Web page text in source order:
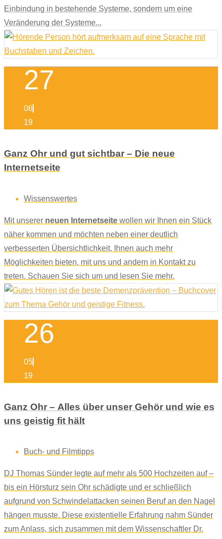
Einbindung in bestehende Systeme, sondern um eine
Veränderung der Systeme...
27
06
19
Ganz Ohr und gut sichtbar – Die neue
Internetseite
Wissenswertes
Mit unserer neuen Internetseite wollen wir Ihnen ein Stück
näher kommen und möchten neben einer deutlich
verbesserten Übersichtlichkeit, Ihnen auch mehr
Möglichkeiten bieten, mit uns und andern in Kontakt zu
treten. Schauen Sie sich um und lesen Sie mehr.
26
05
19
Ganz Ohr – Alles über unser Gehör und wie es
uns geistig fit hält
Buch- und Filmtipps
DJ Thomas Sünder legte auf mehr als 500 Hochzeiten auf –
bis ein Hörsturz sein Ohr schädigte und er schließlich
aufgrund von Schwindelattacken seinen Beruf an den Nagel
hängen musste. Diese existentielle Erfahrung nahm Sünder
zum Anlass, sich zusammen mit dem Wissenschaftler Dr.